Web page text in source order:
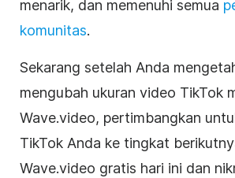
menarik, dan memenuhi semua
komunitas.
Sekarang setelah Anda
mengubah ukuran video TikTok
Wave.video, pertimbangkan
TikTok Anda ke tingkat
Wave.video gratis hari ini dan